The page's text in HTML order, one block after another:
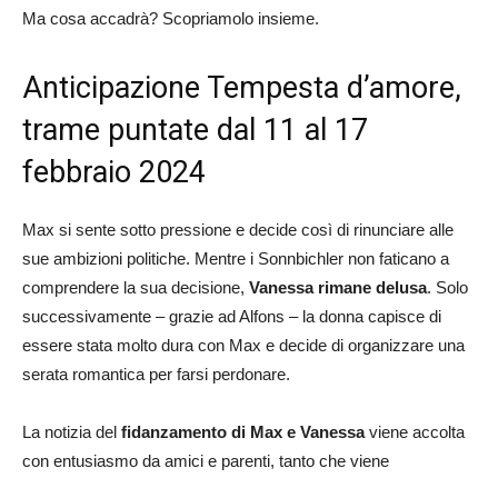
Ma cosa accadrà? Scopriamolo insieme.
Anticipazione Tempesta d’amore,
trame puntate dal 11 al 17
febbraio 2024
Max si sente sotto pressione e decide così di rinunciare alle
sue ambizioni politiche. Mentre i Sonnbichler non faticano a
comprendere la sua decisione, Vanessa rimane delusa. Solo
successivamente – grazie ad Alfons – la donna capisce di
essere stata molto dura con Max e decide di organizzare una
serata romantica per farsi perdonare.
La notizia del fidanzamento di Max e Vanessaviene accolta
con entusiasmo da amici e parenti, tanto che viene